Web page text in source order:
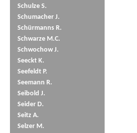
Schulze S.
Schumacher J.
Schürmanns R.
Schwarze M.C.
Schwochow J.
Seeckt K.
Seefeldt P.
Seemann R.
Seibold J.
Seider D.
Seitz A.
Selzer M.